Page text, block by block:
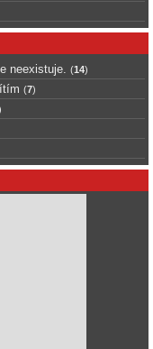
neexistuje. (14)
(7)